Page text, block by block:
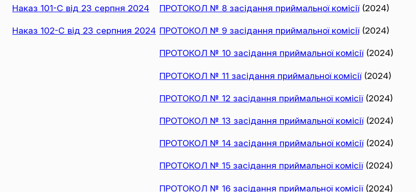
Наказ 101-С від 23 серпня 2024
Наказ 102-С від 23 серпния 2024
ПРОТОКОЛ № 8 засідання приймальної комісії(2024)
ПРОТОКОЛ № 9 засідання приймальної комісії(2024)
ПРОТОКОЛ № 10 засідання приймальної комісії(2024)
ПРОТОКОЛ № 11 засідання приймальної комісії(2024)
ПРОТОКОЛ № 12 засідання приймальної комісії(2024)
ПРОТОКОЛ № 13 засідання приймальної комісії(2024)
ПРОТОКОЛ № 14 засідання приймальної комісії(2024)
ПРОТОКОЛ № 15 засідання приймальної комісії(2024)
ПРОТОКОЛ № 16 засідання приймальної комісії(2024)